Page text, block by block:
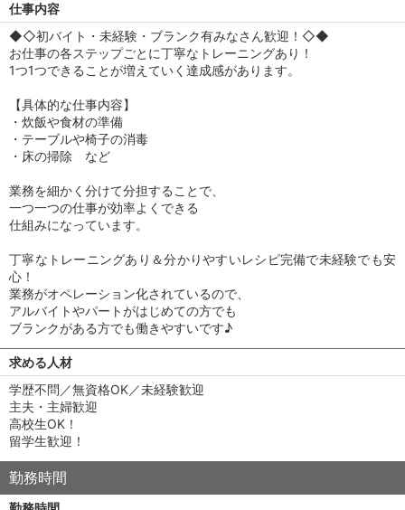
仕事内容
◆◇初バイト・未経験・ブランク有みなさん歓迎！◇◆
お仕事の各ステップごとに丁寧なトレーニングあり！
1つ1つできることが増えていく達成感があります。
【具体的な仕事内容】
・炊飯や食材の準備
・テーブルや椅子の消毒
・床の掃除 など
業務を細かく分けて分担することで、
一つ一つの仕事が効率よくできる
仕組みになっています。
丁寧なトレーニングあり＆分かりやすいレシピ完備で未経験でも安
心！
業務がオペレーション化されているので、
アルバイトやパートがはじめての方でも
ブランクがある方でも働きやすいです♪
求める人材
学歴不問／無資格OK／未経験歓迎
主夫・主婦歓迎
高校生OK！
留学生歓迎！
勤務時間